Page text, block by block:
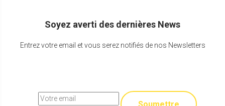
Soyez averti des dernières News
Entrez votre email et vous serez notifiés de nos Newsletters